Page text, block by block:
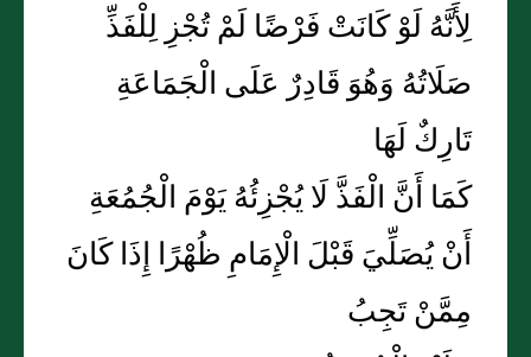
لِأَنَّهُ لَوْ كَانَتْ فَرْضًا لَمْ تُجْزِ لِلْفَذِّ
صَلَاتُهُ وَهُوَ قَادِرٌ عَلَى الْجَمَاعَةِ
تَارِكٌ لَهَا
كَمَا أَنَّ الْفَذَّ لَا يُجْزِئُهُ يَوْمَ الْجُمُعَةِ
أَنْ يُصَلِّيَ قَبْلَ الْإِمَامِ ظُهْرًا إِذَا كَانَ
مِمَّنْ تَجِبُ